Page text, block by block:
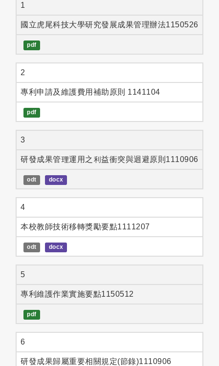
1
國立虎尾科技大學研究發展成果管理辦法1150526
pdf
2
專利申請及維護費用補助原則 1141104
pdf
3
研發成果管理運用之利益衝突與迴避原則1110906
odt docx
4
本校教師技術移轉獎勵要點1111207
odt docx
5
專利維護作業實施要點1150512
pdf
6
研發成果歸屬重要相關規定(節錄)1110906